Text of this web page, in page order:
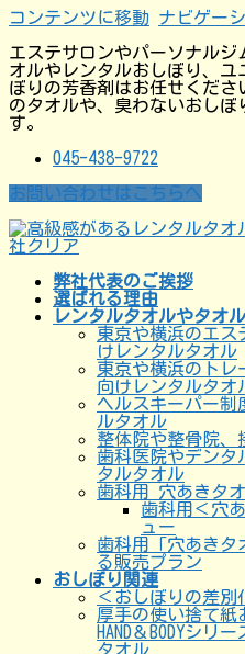
コンテンツに移動 ナビゲー
エステサロンやパーソナル
オルやレンタルおしぼり、
ぼりの芳香剤はお任せくだ
のタオルや、臭わないおし
す。
045-438-9722
お問い合わせはこちらへ
弊社代表のご挨拶
選ばれる理由
レンタルタオルやタオ
東京や横浜のエス
けレンタルタオル
東京や横浜のトレ
向けレンタルタオ
ヘルスキーパー制
ルタオル
整体院や整骨院、
歯科医院やデンタ
タルタオル
歯科用 穴あきタ
歯科用＜穴
ュー
歯科用「穴あきタ
る販売プラン
おしぼり関連
＜おしぼりの差別
厚手の使い捨て紙
HAND＆BODYシ
タオル